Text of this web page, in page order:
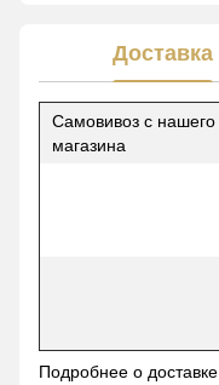
Доставка
Самовивоз с нашего
магазина
Подробнее о доставке